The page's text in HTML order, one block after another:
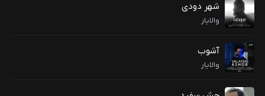
شهر دودی
والایار
آشوب
والایار